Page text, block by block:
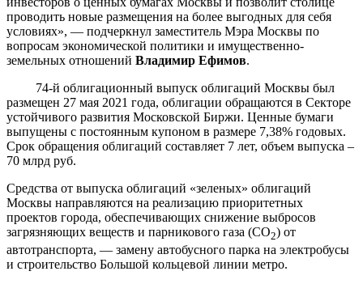
проводить новые размещения на более выгодных для себя
условиях», — подчеркнул заместитель Мэра Москвы по
вопросам экономической политики и имущественно-
земельных отношений Владимир Ефимов.
74-й облигационный выпуск облигаций Москвы был
размещен 27 мая 2021 года, облигации обращаются в Секторе
устойчивого развития Московской Биржи. Ценные бумаги
выпущены с постоянным купоном в размере 7,38% годовых.
Срок обращения облигаций составляет 7 лет, объем выпуска –
70 млрд руб.
Средства от выпуска облигаций «зеленых» облигаций
Москвы направляются на реализацию приоритетных
проектов города, обеспечивающих снижение выбросов
загрязняющих веществ и парникового газа (СО2) от
автотранспорта, — замену автобусного парка на электробусы
и строительство Большой кольцевой линии метро.